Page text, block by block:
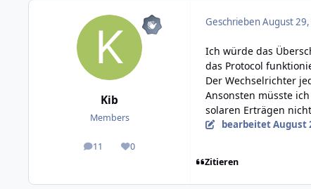
Kib
Members
11
posts 0
Reputation
GeschriebenAugust
Ich würde das
das Protocol
Der Wechselrichter
Ansonsten müsste
solaren Erträgen
bearbeitetAugust
Zitieren